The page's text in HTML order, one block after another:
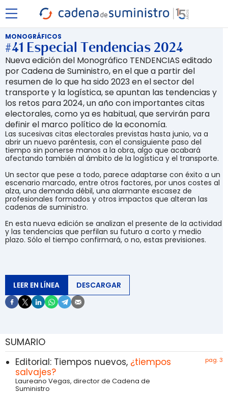
MONOGRÁFICOS
#41 Especial Tendencias 2024
Nueva edición del Monográfico TENDENCIAS editado
por Cadena de Suministro, en el que a partir del
resumen de lo que ha sido 2023 en el sector del
transporte y la logística, se apuntan las tendencias y
los retos para 2024, un año con importantes citas
electorales, como ya es habitual, que servirán para
definir el marco político de la economía.
Las sucesivas citas electorales previstas hasta junio, va a
abrir un nuevo paréntesis, con el consiguiente paso del
tiempo sin ponerse manos a la obra, algo que acabará
afectando también al ámbito de la logística y el transporte.
Un sector que pese a todo, parece adaptarse con éxito a un
escenario marcado, entre otros factores, por unos costes al
alza, una demanda débil, una alarmante escasez de
profesionales formados y otros impactos que alteran las
cadenas de suministro.
En esta nueva edición se analizan el presente de la actividad
y las tendencias que perfilan su futuro a corto y medio
plazo. Sólo el tiempo confirmará, o no, estas previsiones.
LEER EN LÍNEA DESCARGAR
SUMARIO
Editorial: Tiempos nuevos, ¿tiempos
salvajes?
Laureano Vegas, director de Cadena de
Suministro
pag. 3